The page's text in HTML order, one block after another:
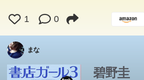
た…。一度読んだら必ず宝物にした
なの心をつかんで離さない。最も愛ら
さまを、優しい日本語でよみがえらせ
する亜紀にも問題が。妊娠をきっか
の力を信じる二人が考え出した新たな
台とした痛快お仕事エンタテインメン
1 0
まな
碧野圭
けていたからだ。一方、仙台の老舗
状を知る。そんな亜紀と理子が、気持
とは!?書店を舞台としたお仕事エンタ
弾。
著者水野敬也が贈る愛と笑いの長編
スの恋愛エッセンスが自然と学べます